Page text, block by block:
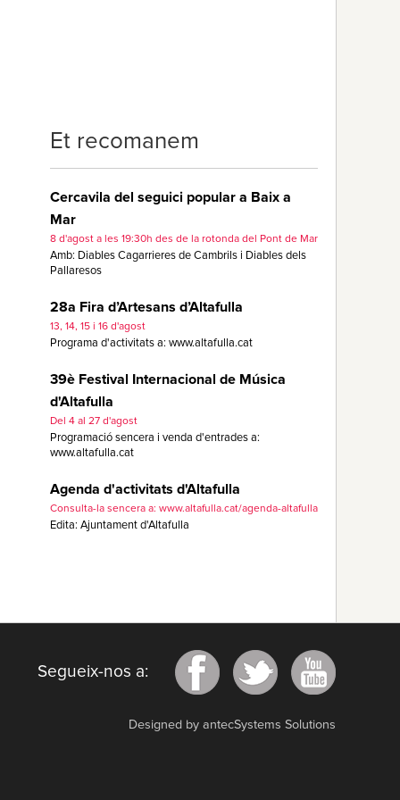
Et recomanem
Cercavila del seguici popular a Baix a
Mar
8 d'agost a les 19:30h des de la rotonda del Pont de Mar
Amb: Diables Cagarrieres de Cambrils i Diables dels
Pallaresos
28a Fira d’Artesans d’Altafulla
13, 14, 15 i 16 d'agost
Programa d'activitats a: www.altafulla.cat
39è Festival Internacional de Música
d'Altafulla
Del 4 al 27 d'agost
Programació sencera i venda d'entrades a:
www.altafulla.cat
Agenda d'activitats d'Altafulla
Consulta-la sencera a: www.altafulla.cat/agenda-altafulla
Edita: Ajuntament d'Altafulla
Segueix-nos a:
Designed by antecSystems Solutions